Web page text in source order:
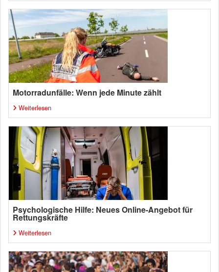
Motorradunfälle: Wenn jede Minute zählt
Weiterlesen
Psychologische Hilfe: Neues Online-Angebot für
Rettungskräfte
Weiterlesen